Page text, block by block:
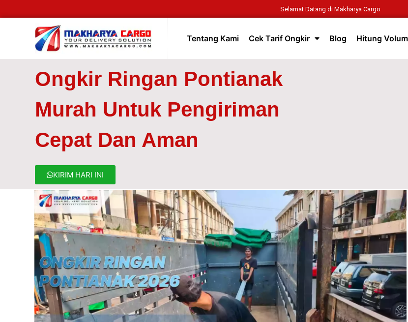
Selamat Datang di Makharya Cargo
Tentang Kami Cek Tarif Ongkir Blog Hitung
Ongkir Ringan Pontianak
Murah Untuk Pengiriman
Cepat Dan Aman
KIRIM HARI INI